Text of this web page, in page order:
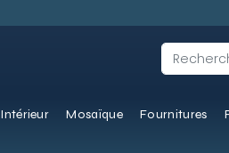
Intérieur Mosaïque Fournitures